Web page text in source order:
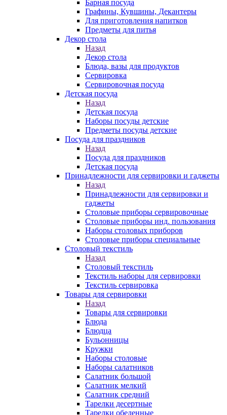
Барная посуда
Графины, Кувшины, Декантеры
Для приготовления напитков
Предметы для питья
Декор стола
Назад
Декор стола
Блюда, вазы для продуктов
Сервировка
Сервировочная посуда
Детская посуда
Назад
Детская посуда
Наборы посуды детские
Предметы посуды детские
Посуда для праздников
Назад
Посуда для праздников
Детская посуда
Принадлежности для сервировки и гаджеты
Назад
Принадлежности для сервировки и
гаджеты
Столовые приборы сервировочные
Столовые приборы инд. пользования
Наборы столовых приборов
Столовые приборы специальные
Столовый текстиль
Назад
Столовый текстиль
Текстиль наборы для сервировки
Текстиль сервировка
Товары для сервировки
Назад
Товары для сервировки
Блюда
Блюдца
Бульонницы
Кружки
Наборы столовые
Наборы салатников
Салатник большой
Салатник мелкий
Салатник средний
Тарелки десертные
Тарелки обеденные